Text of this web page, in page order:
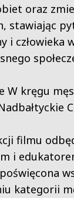
oraz
stawiając
i człowieka
W kręgu
filmu
i
kategorii